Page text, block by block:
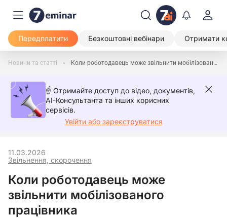
Передплатити Безкоштовні вебінари Отримати
Новини та статті Коли роботодавець може звільнити мобілізованого працівника
☝️ Отримайте доступ до відео, документів,
AI-Консультанта та інших корисних
сервісів.
Увійти або зареєструватися
Звільнення, скорочення
11.03.2026
Коли роботодавець може
звільнити мобілізованого
працівника